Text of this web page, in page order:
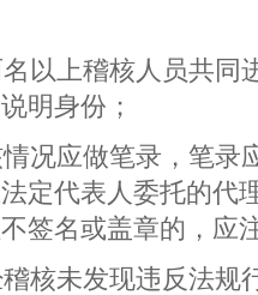
名以上稽核人员共
明身份；
情况应做笔录，笔
定代表人委托的代
签名或盖章的，应
稽核未发现违反法